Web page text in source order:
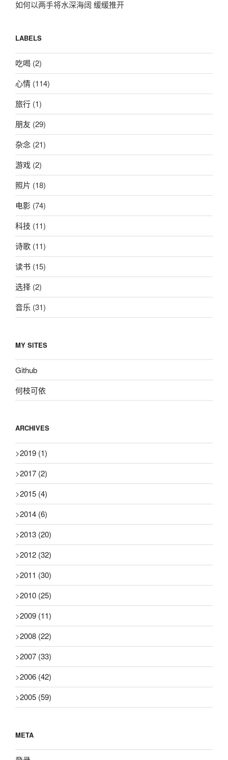
如何以两手将水深海阔 缓缓推开
LABELS
吃喝 (2)
心情 (114)
旅行 (1)
朋友 (29)
杂念 (21)
游戏 (2)
照片 (18)
电影 (74)
科技 (11)
诗歌 (11)
读书 (15)
选择 (2)
音乐 (31)
MY SITES
Github
何枝可依
ARCHIVES
>2019 (1)
>2017 (2)
>2015 (4)
>2014 (6)
>2013 (20)
>2012 (32)
>2011 (30)
>2010 (25)
>2009 (11)
>2008 (22)
>2007 (33)
>2006 (42)
>2005 (59)
META